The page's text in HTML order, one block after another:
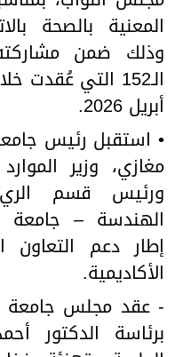
المعنية بالصحة
وذلك ضمن
أبريل 2026.
• استقبل رئيس
مغازي، وزير
ورئيس قسم الري
الهندسة – جامعة
إطار دعم التعاون
الأكاديمية.
- عقد مجلس جامعة
برئاسة الدكتور